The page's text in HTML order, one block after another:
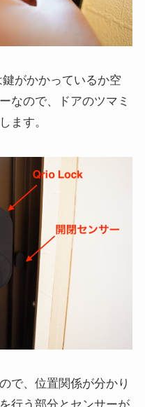
がかかっているか空
なので、ドアのツマミ
ます。
で、位置関係が分かり